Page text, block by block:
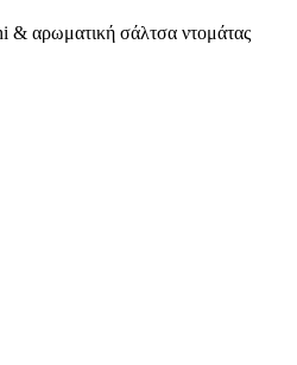
& αρωματική σάλτσα ντομάτας